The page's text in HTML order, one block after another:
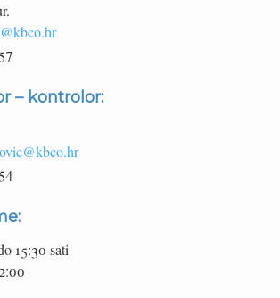
– kontrolor:
15:30 sati